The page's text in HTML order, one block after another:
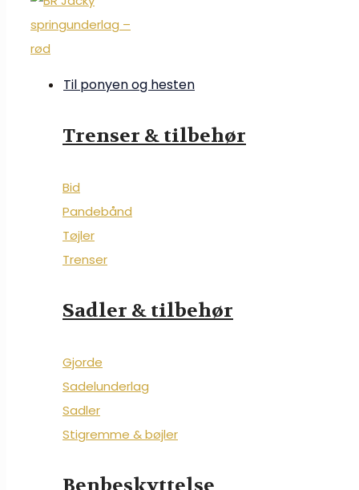
Til ponyen og hesten
Trenser & tilbehør
Bid
Pandebånd
Tøjler
Trenser
Sadler & tilbehør
Gjorde
Sadelunderlag
Sadler
Stigremme & bøjler